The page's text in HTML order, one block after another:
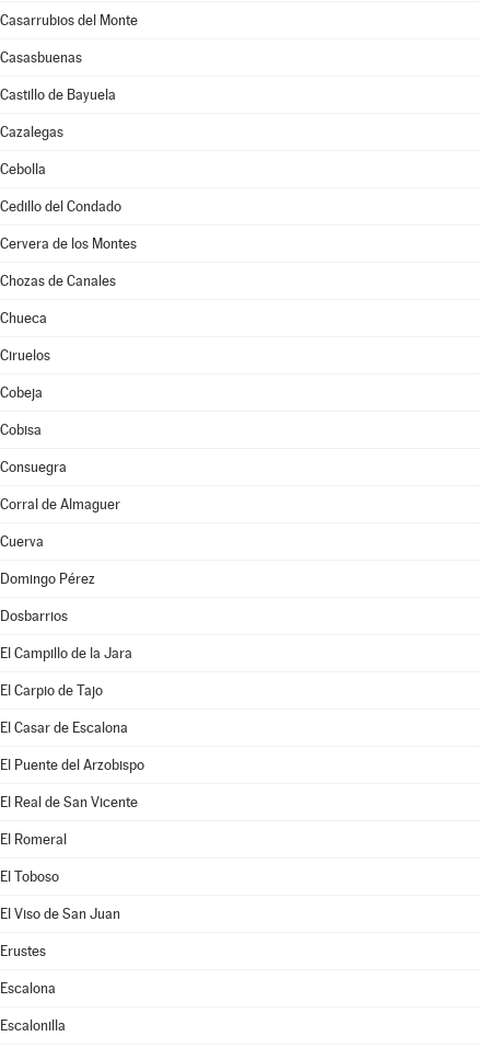
Casarrubios del Monte
Casasbuenas
Castillo de Bayuela
Cazalegas
Cebolla
Cedillo del Condado
Cervera de los Montes
Chozas de Canales
Chueca
Ciruelos
Cobeja
Cobisa
Consuegra
Corral de Almaguer
Cuerva
Domingo Pérez
Dosbarrios
El Campillo de la Jara
El Carpio de Tajo
El Casar de Escalona
El Puente del Arzobispo
El Real de San Vicente
El Romeral
El Toboso
El Viso de San Juan
Erustes
Escalona
Escalonilla